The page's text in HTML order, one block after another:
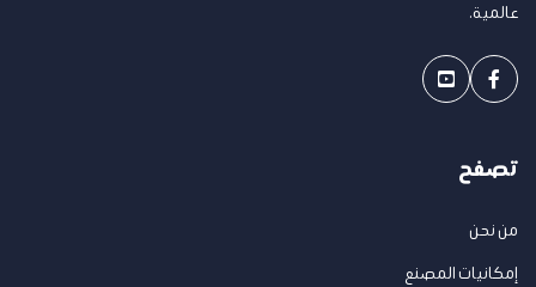
عالمية.
تصفح
من نحن
إمكانيات المصنع